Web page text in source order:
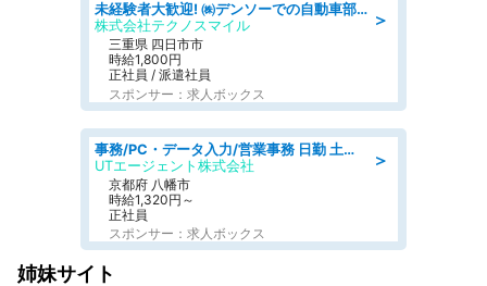
＞
未経験者大歓迎! ㈱デンソーでの自動車部品の組立作業 denso aichi
株式会社テクノスマイル
三重県 四日市市
時給1,800円
正社員 / 派遣社員
スポンサー：求人ボックス
＞
事務/PC・データ入力/営業事務 日勤 土日祝休み オフィス家具の会社で一般事務
UTエージェント株式会社
京都府 八幡市
時給1,320円～
正社員
スポンサー：求人ボックス
姉妹サイト